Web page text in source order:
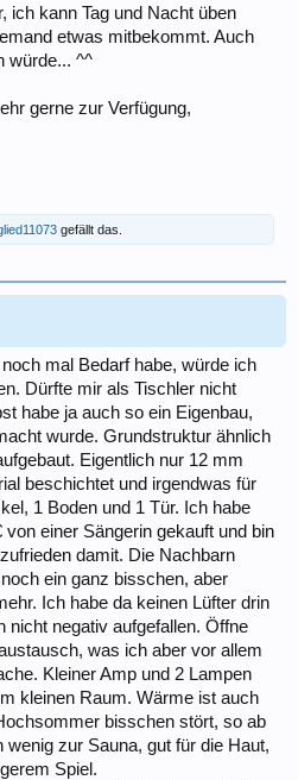
ich kann Tag und Nacht üben
etwas mitbekommt. Auch
würde... ^^
gerne zur Verfügung,
gefällt das.
mal Bedarf habe, würde ich
Dürfte mir als Tischler nicht
habe ja auch so ein Eigenbau,
wurde. Grundstruktur ähnlich
Eigentlich nur 12 mm
beschichtet und irgendwas für
1 Boden und 1 Tür. Ich habe
von einer Sängerin gekauft und bin
damit. Die Nachbarn
ein ganz bisschen, aber
Ich habe da keinen Lüfter drin
nicht negativ aufgefallen. Öffne
was ich aber vor allem
Kleiner Amp und 2 Lampen
kleinen Raum. Wärme ist auch
bisschen stört, so ab
zur Sauna, gut für die Haut,
Spiel.